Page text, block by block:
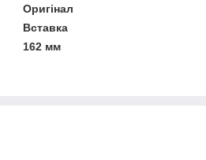
Оригінал
Вставка
162 мм